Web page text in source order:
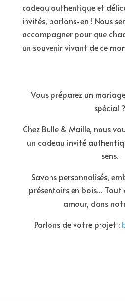
cadeau authentique et
invités, parlons-en ! Nous
accompagner pour que
un souvenir vivant de ce
Vous préparez un
spécial ?
Chez Bulle & Maille, nous
un cadeau invité
sens.
Savons personnalisés,
présentoirs en bois…
amour, dans
Parlons de votre projet :